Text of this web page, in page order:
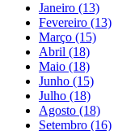
Janeiro (13)
Fevereiro (13)
Março (15)
Abril (18)
Maio (18)
Junho (15)
Julho (18)
Agosto (18)
Setembro (16)